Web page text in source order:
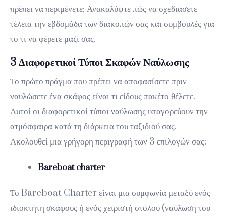
πρέπει να περιμένετε; Ανακαλύψτε πώς να σχεδιάσετε
τέλεια την εβδομάδα των διακοπών σας και συμβουλές για
το τι να φέρετε μαζί σας.
3 Διαφορετικοί Τύποι Σκαφών Ναύλωσης
Το πρώτο πράγμα που πρέπει να αποφασίσετε πριν
ναυλώσετε ένα σκάφος είναι τι είδους πακέτο θέλετε.
Αυτοί οι διαφορετικοί τύποι ναύλωσης υπαγορεύουν την
ατμόσφαιρα κατά τη διάρκεια του ταξιδιού σας.
Ακολουθεί μια γρήγορη περιγραφή των 3 επιλογών σας:
Bareboat charter
Το Bareboat Charter είναι μια συμφωνία μεταξύ ενός
ιδιοκτήτη σκάφους ή ενός χειριστή στόλου (ναύλωση του